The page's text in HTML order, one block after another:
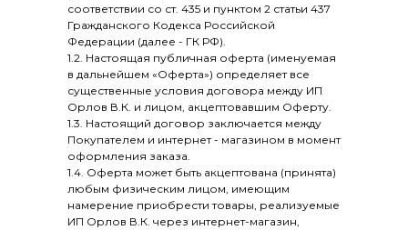
соответствии со ст. 435 и пунктом 2 статьи 437
Гражданского Кодекса Российской
Федерации (далее - ГК РФ).
1.2. Настоящая публичная оферта (именуемая
в дальнейшем «Оферта») определяет все
существенные условия договора между ИП
Орлов В.К. и лицом, акцептовавшим Оферту.
1.3. Настоящий договор заключается между
Покупателем и интернет - магазином в момент
оформления заказа.
1.4. Оферта может быть акцептована (принята)
любым физическим лицом, имеющим
намерение приобрести товары, реализуемые
ИП Орлов В.К. через интернет-магазин,